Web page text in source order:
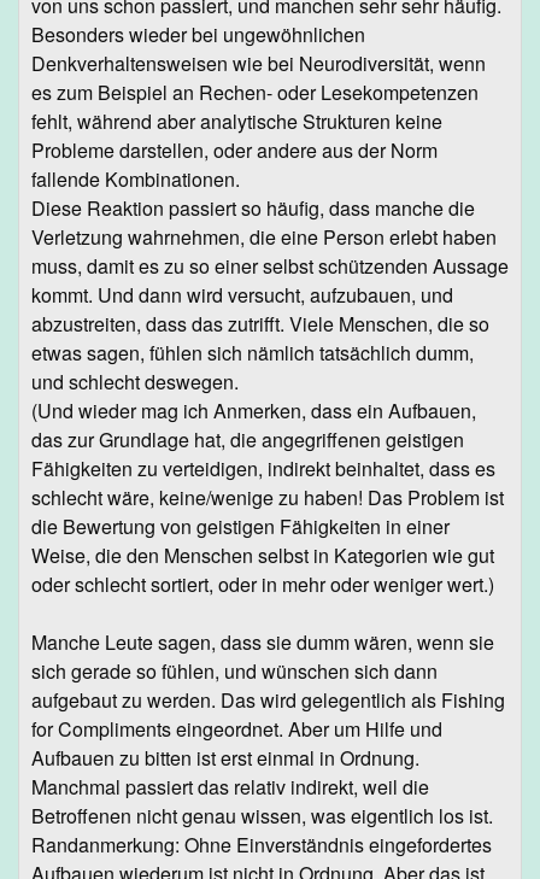
Besonders wieder bei ungewöhnlichen
Denkverhaltensweisen wie bei Neurodiversität, wenn
es zum Beispiel an Rechen- oder Lesekompetenzen
fehlt, während aber analytische Strukturen keine
Probleme darstellen, oder andere aus der Norm
fallende Kombinationen.
Diese Reaktion passiert so häufig, dass manche die
Verletzung wahrnehmen, die eine Person erlebt haben
muss, damit es zu so einer selbst schützenden Aussage
kommt. Und dann wird versucht, aufzubauen, und
abzustreiten, dass das zutrifft. Viele Menschen, die so
etwas sagen, fühlen sich nämlich tatsächlich dumm,
und schlecht deswegen.
(Und wieder mag ich Anmerken, dass ein Aufbauen,
das zur Grundlage hat, die angegriffenen geistigen
Fähigkeiten zu verteidigen, indirekt beinhaltet, dass es
schlecht wäre, keine/wenige zu haben! Das Problem ist
die Bewertung von geistigen Fähigkeiten in einer
Weise, die den Menschen selbst in Kategorien wie gut
oder schlecht sortiert, oder in mehr oder weniger wert.)
Manche Leute sagen, dass sie dumm wären, wenn sie
sich gerade so fühlen, und wünschen sich dann
aufgebaut zu werden. Das wird gelegentlich als Fishing
for Compliments eingeordnet. Aber um Hilfe und
Aufbauen zu bitten ist erst einmal in Ordnung.
Manchmal passiert das relativ indirekt, weil die
Betroffenen nicht genau wissen, was eigentlich los ist.
Randanmerkung: Ohne Einverständnis eingefordertes